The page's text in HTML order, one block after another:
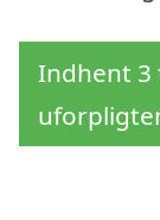
Indhent 3